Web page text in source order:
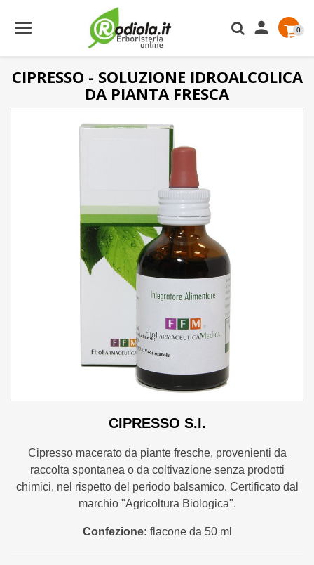
 0
CIPRESSO - SOLUZIONE IDROALCOLICA
DA PIANTA FRESCA
CIPRESSO S.I.
Cipresso macerato da piante fresche, provenienti da
raccolta spontanea o da coltivazione senza prodotti
chimici, nel rispetto del periodo balsamico. Certificato dal
marchio "Agricoltura Biologica".
Confezione: flacone da 50 ml